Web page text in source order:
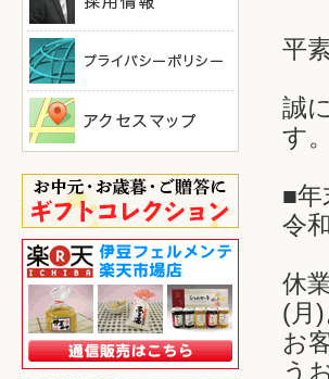
平
誠
す。
■年
令
休
(月
お
う